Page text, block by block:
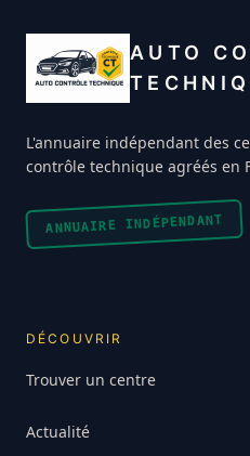
AUTO
L'annuaire indépendant des
contrôle technique agréés en
ANNUAIRE INDÉPENDANT
DÉCOUVRIR
Trouver un centre
Actualité